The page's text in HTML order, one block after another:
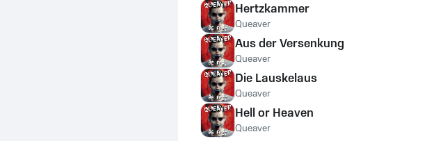
Hertzkammer
Queaver
Aus der Versenkung
Queaver
Die Lauskelaus
Queaver
Hell or Heaven
Queaver